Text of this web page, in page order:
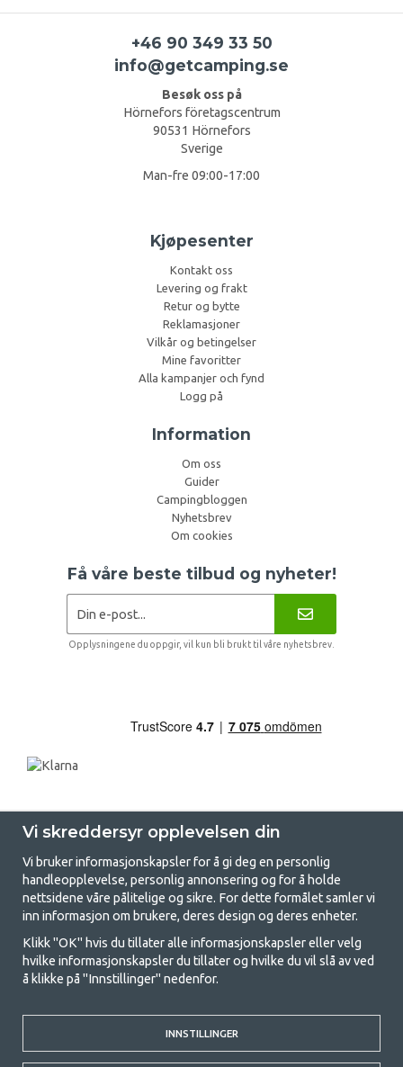
+46 90 349 33 50
info@getcamping.se
Besøk oss på
Hörnefors företagscentrum
90531 Hörnefors
Sverige
Man-fre 09:00-17:00
Kjøpesenter
Kontakt oss
Levering og frakt
Retur og bytte
Reklamasjoner
Vilkår og betingelser
Mine favoritter
Alla kampanjer och fynd
Logg på
Information
Om oss
Guider
Campingbloggen
Nyhetsbrev
Om cookies
Få våre beste tilbud og nyheter!
Opplysningene du oppgir, vil kun bli brukt til våre nyhetsbrev.
GetCamping - Din butikk for camping
og friluftsliv
Camping kan enten være en livsstil eller en måte å samle familien for et
felles eventyr. Uansett hvilken kategori du tilhører, finner du alt du
campe, og derfor tilbyr vi veldig gode priser på familietelt,
campingfortelt og alt annet utstyr for camping og friluftsliv. Målet vårt
er å tilby det beste campingutstyret i hver prisklasse når det gjelder
Vi skreddersyr opplevelsen din
Vi bruker informasjonskapsler for å gi deg en personlig
handleopplevelse, personlig annonsering og for å holde
nettsidene våre pålitelige og sikre. For dette formålet samler vi
inn informasjon om brukere, deres design og deres enheter.
Klikk "OK" hvis du tillater alle informasjonskapsler eller velg
hvilke informasjonskapsler du tillater og hvilke du vil slå av ved
å klikke på "Innstillinger" nedenfor.
INNSTILLINGER